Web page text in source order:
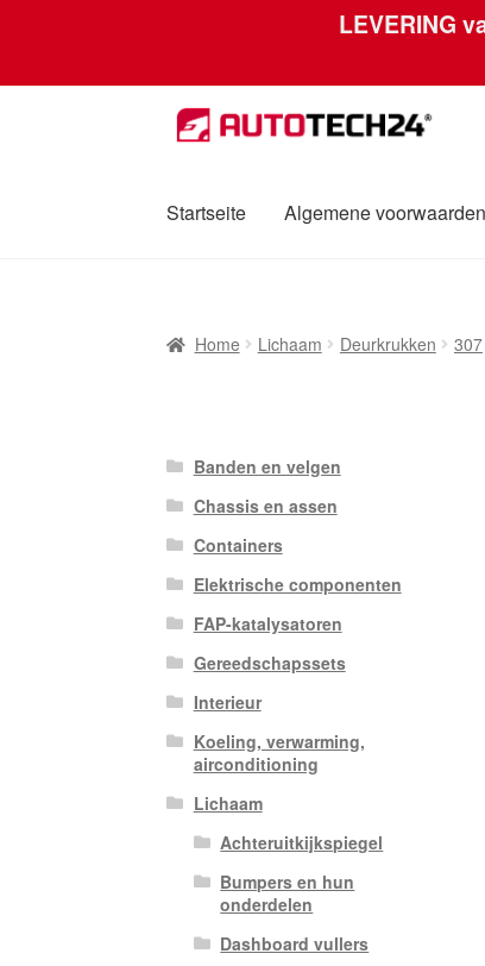
LEVERING
Ga
door
navigatie
Ga
naar
inhoud
Startseite Algemene voorwaarden
Over ons PrivacybeleidWereldwijde
Home Lichaam Deurkrukken 307
Banden en velgen
Chassis en assen
Containers
Elektrische componenten
FAP-katalysatoren
Gereedschapssets
Interieur
Koeling, verwarming,
airconditioning
Lichaam
Achteruitkijkspiegel
Bumpers en hun
onderdelen
Dashboard vullers